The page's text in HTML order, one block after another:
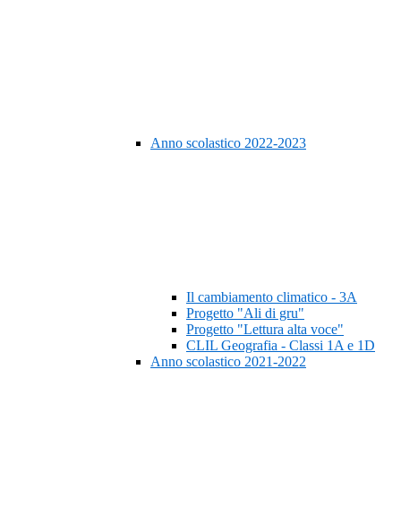
Anno scolastico 2022-2023
Il cambiamento climatico - 3A
Progetto "Ali di gru"
Progetto "Lettura alta voce"
CLIL Geografia - Classi 1A e 1D
Anno scolastico 2021-2022